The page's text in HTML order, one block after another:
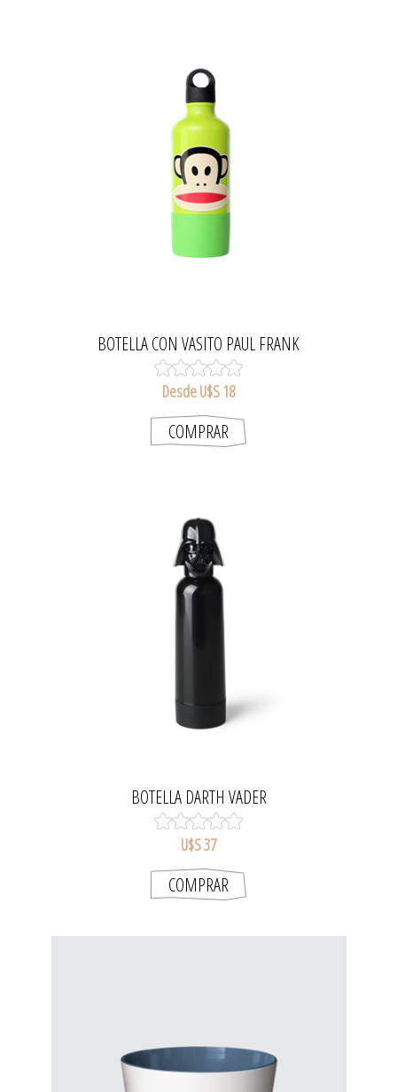
BOTELLA CON VASITO PAUL FRANK
Desde U$S 18
BOTELLA DARTH VADER
U$S 37